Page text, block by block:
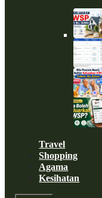
Travel
Shopping
Agama
Kesihatan